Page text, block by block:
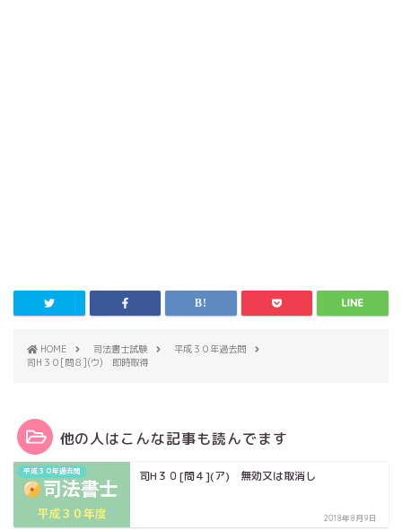
HOME 司法書士試験
平成３０年過去問
司H３０[問８](ウ) 即時取得
他の人はこんな記事も読んでます
平成３０年過去問 司H３０[問４](ア) 無効又は取消し
2018年8月9日